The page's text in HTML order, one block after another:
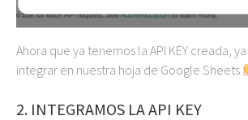
Ahora que ya tenemos la API KEY creada,
integrar en nuestra hoja de Google Sheets
2. INTEGRAMOS LA API KEY